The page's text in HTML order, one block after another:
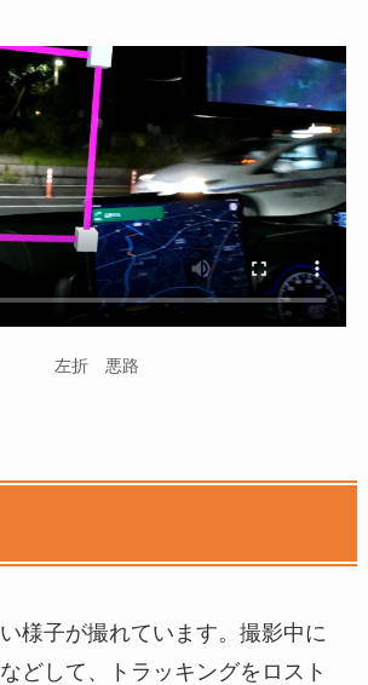
左折 悪路
様子が撮れています。撮影中に
どして、トラッキングをロスト